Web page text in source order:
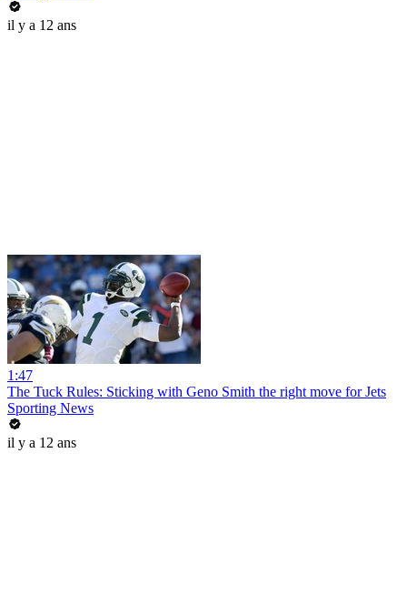
il y a 12 ans
1:47
The Tuck Rules: Sticking with Geno Smith the right move for Jets
Sporting News
il y a 12 ans